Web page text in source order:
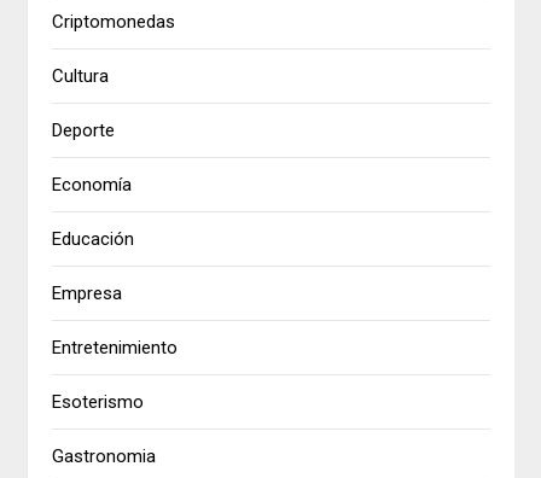
Criptomonedas
Cultura
Deporte
Economía
Educación
Empresa
Entretenimiento
Esoterismo
Gastronomia